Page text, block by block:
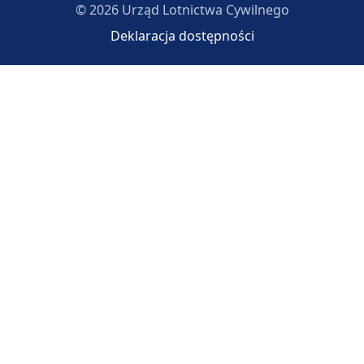
© 2026 Urząd Lotnictwa Cywilnego
Deklaracja dostępności